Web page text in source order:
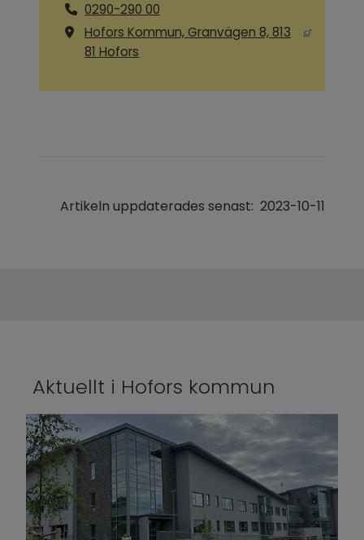
0290-290 00
Hofors Kommun, Granvägen 8, 813
81 Hofors
Artikeln uppdaterades senast: 2023-10-11
Aktuellt i Hofors kommun